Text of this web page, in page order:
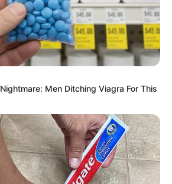
Men Ditching Viagra For This